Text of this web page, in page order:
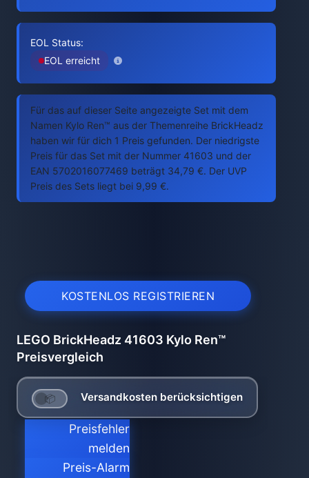
EOL Status:
EOL erreicht
Für das auf dieser Seite angezeigte Set mit dem
Namen Kylo Ren™ aus der Themenreihe BrickHeadz
haben wir für dich 1 Preis gefunden. Der niedrigste
Preis für das Set mit der Nummer 41603 und der
EAN 5702016077469 beträgt 34,79 €. Der UVP
Preis des Sets liegt bei 9,99 €.
KOSTENLOS REGISTRIEREN
LEGO BrickHeadz 41603 Kylo Ren™
Preisvergleich
Versandkosten berücksichtigen
Preisfehler
melden
Preis-Alarm